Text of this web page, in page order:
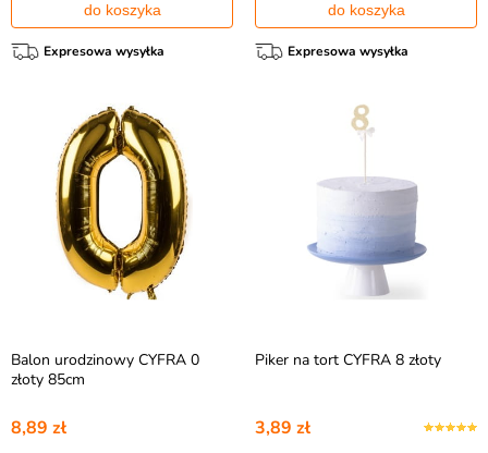
do koszyka
Expresowa wysyłka
do koszyka
Expresowa wysyłka
Balon urodzinowy CYFRA 0
złoty 85cm
8,89 zł
Piker na tort CYFRA 8 złoty
3,89 zł